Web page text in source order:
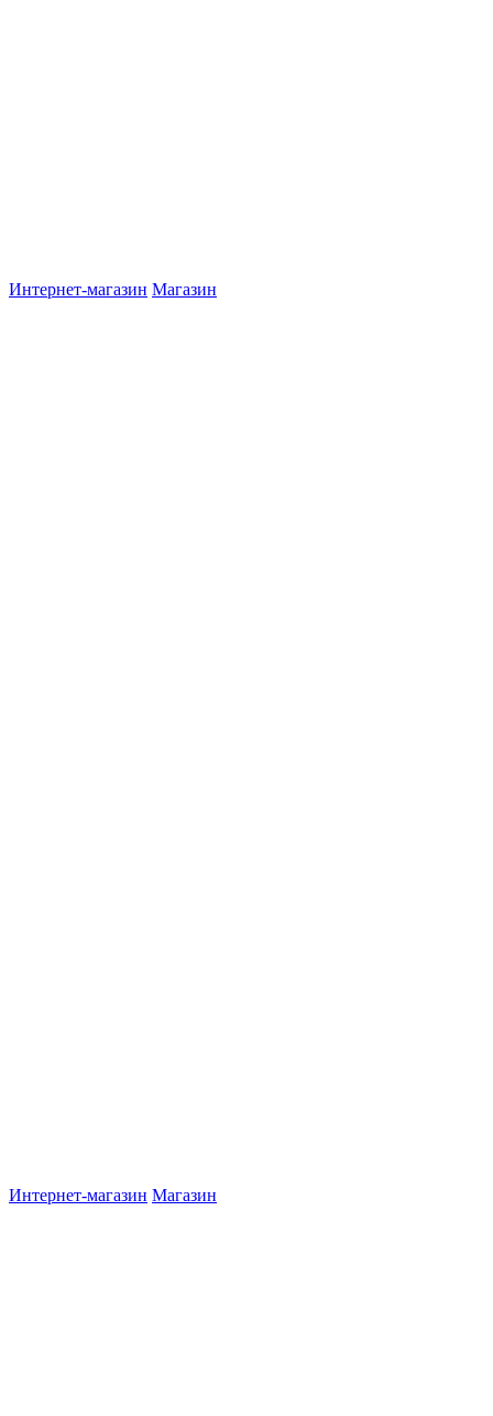
Интернет-магазин Магазин
Интернет-магазин Магазин